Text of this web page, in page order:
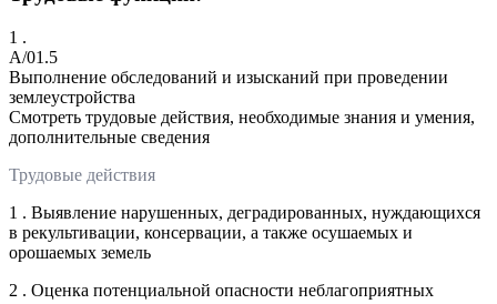
1 .
A/01.5
Выполнение обследований и изысканий при проведении
землеустройства
Смотреть трудовые действия, необходимые знания и умения,
дополнительные сведения
Трудовые действия
1 . Выявление нарушенных, деградированных, нуждающихся
в рекультивации, консервации, а также осушаемых и
орошаемых земель
2 . Оценка потенциальной опасности неблагоприятных